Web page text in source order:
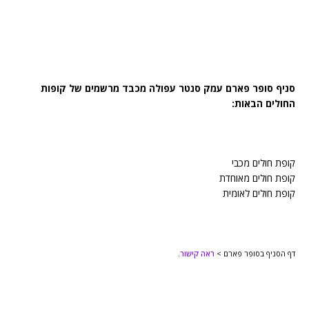
סניף סופר פארם עמק סנטר עפולה מכבד מרשמים של קופות
החולים הבאות:
קופת חולים מכבי
קופת חולים מאוחדת
קופת חולים לאומית
דף הסניף בסופר פארם > ראה קישור.